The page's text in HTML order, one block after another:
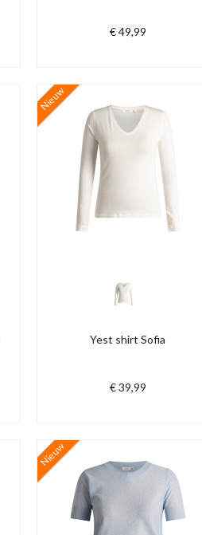
€ 49,99
Nieuw
Yest shirt Sofia
€ 39,99
Nieuw